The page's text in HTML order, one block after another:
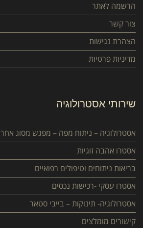
הרשמה לאתר
צור קשר
הצהרת נגישות
מדיניות פרטיות
שירותי אסטרולוגיה
אסטרולוגיה – ניתוח מפה – מפגש מסוג אחר
אסטרו אהבה זוגיות
בריאות ניתוחים וטיפולים רפואיים
אסטרו עסקי -רכישות נכסים
אסטרולוגיה- תינוקות – בייבי סטאר
קישורים מומלצים